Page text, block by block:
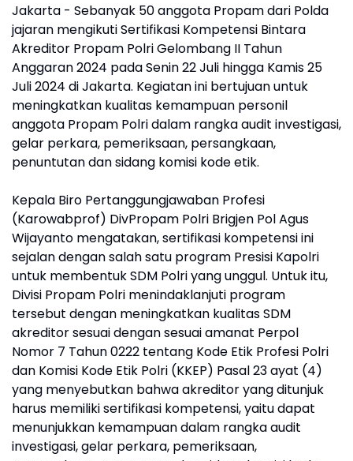
Jakarta - Sebanyak 50 anggota Propam dari Polda
jajaran mengikuti Sertifikasi Kompetensi Bintara
Akreditor Propam Polri Gelombang II Tahun
Anggaran 2024 pada Senin 22 Juli hingga Kamis 25
Juli 2024 di Jakarta. Kegiatan ini bertujuan untuk
meningkatkan kualitas kemampuan personil
anggota Propam Polri dalam rangka audit investigasi,
gelar perkara, pemeriksaan, persangkaan,
penuntutan dan sidang komisi kode etik.
Kepala Biro Pertanggungjawaban Profesi
(Karowabprof) DivPropam Polri Brigjen Pol Agus
Wijayanto mengatakan, sertifikasi kompetensi ini
sejalan dengan salah satu program Presisi Kapolri
untuk membentuk SDM Polri yang unggul. Untuk itu,
Divisi Propam Polri menindaklanjuti program
tersebut dengan meningkatkan kualitas SDM
akreditor sesuai dengan sesuai amanat Perpol
Nomor 7 Tahun 0222 tentang Kode Etik Profesi Polri
dan Komisi Kode Etik Polri (KKEP) Pasal 23 ayat (4)
yang menyebutkan bahwa akreditor yang ditunjuk
harus memiliki sertifikasi kompetensi, yaitu dapat
menunjukkan kemampuan dalam rangka audit
investigasi, gelar perkara, pemeriksaan,